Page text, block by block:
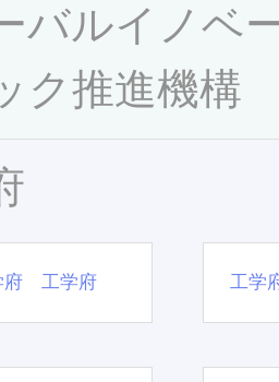
バルイノベ
ク推進機構
府 工学府 工学